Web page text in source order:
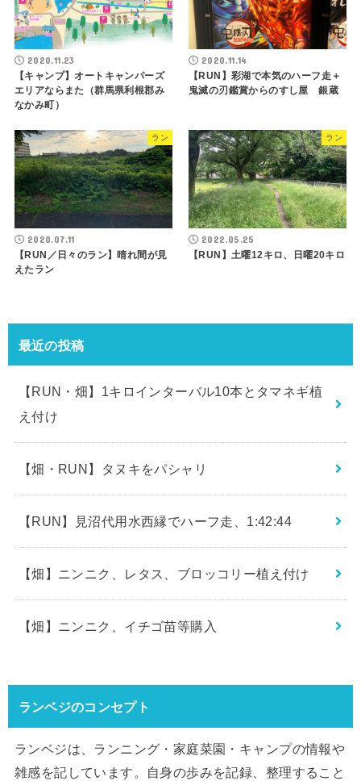
2020.11.23
【キャンプ】オートキャンパーズ
エリアならまた（群馬県利根郡み
なかみ町）
2020.11.14
【RUN】彩湖で本気のハーフ走＋
鬼滅の刃鑑賞からのすし屋 銀蔵
ラン
2020.07.11
【RUN／日々のラン】晴れ間が見
えたラン
ラン
2022.05.25
【RUN】土曜12キロ、日曜20キロ
最近の投稿
【RUN・畑】1キロインターバル10本とタマネギ植
え付け
【畑・RUN】タヌキをパシャリ
【RUN】見沼代用水西縁でハーフ走、1:42:44
【畑】ニンニク、レタス、ブロッコリー植え付け
【畑】ニンニク、イチゴ苗等購入
ランベジのコンセプト
ランベジは、ランニング・家庭菜園・キャンプの情報や
雑感を記しています。自身の歩みを記録、整理すること